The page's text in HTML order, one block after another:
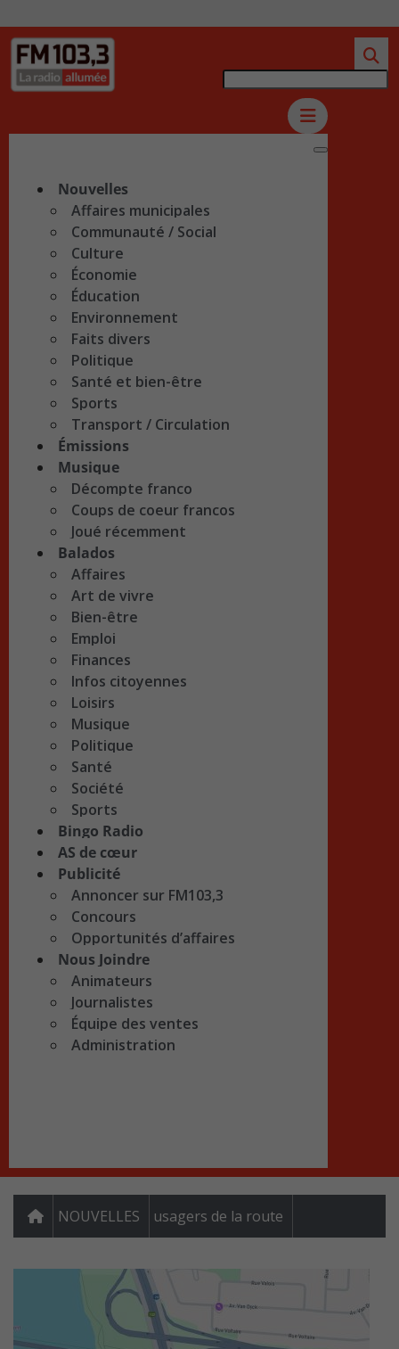
Nouvelles
Affaires municipales
Communauté / Social
Culture
Économie
Éducation
Environnement
Faits divers
Politique
Santé et bien-être
Sports
Transport / Circulation
Émissions
Musique
Décompte franco
Coups de coeur francos
Joué récemment
Balados
Affaires
Art de vivre
Bien-être
Emploi
Finances
Infos citoyennes
Loisirs
Musique
Politique
Santé
Société
Sports
Bingo Radio
AS de cœur
Publicité
Annoncer sur FM103,3
Concours
Opportunités d’affaires
Nous Joindre
Animateurs
Journalistes
Équipe des ventes
Administration
NOUVELLES usagers de la route